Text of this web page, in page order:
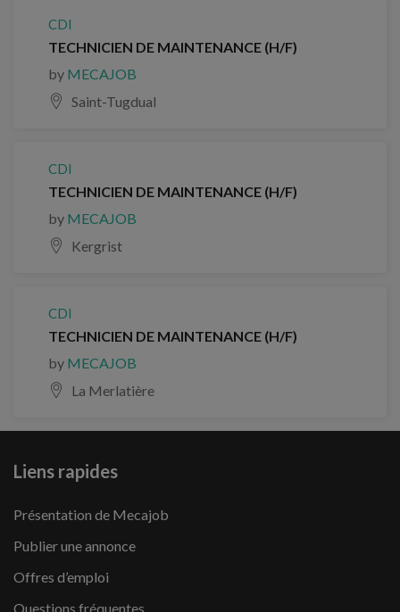
CDI
TECHNICIEN DE MAINTENANCE (H/F)
by MECAJOB
Saint-Tugdual
CDI
TECHNICIEN DE MAINTENANCE (H/F)
by MECAJOB
Kergrist
CDI
TECHNICIEN DE MAINTENANCE (H/F)
by MECAJOB
La Merlatière
Liens rapides
Présentation de Mecajob
Publier une annonce
Offres d’emploi
Questions fréquentes